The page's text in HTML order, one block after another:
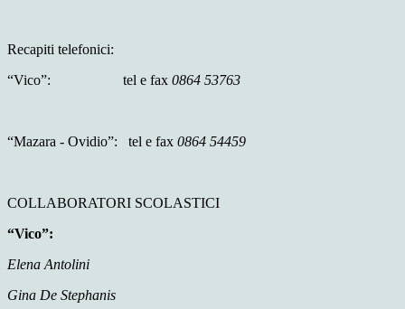
Recapiti telefonici:
“Vico”: tel e fax 0864 53763
“Mazara - Ovidio”: tel e fax 0864 54459
COLLABORATORI SCOLASTICI
“Vico”:
Elena Antolini
Gina De Stephanis